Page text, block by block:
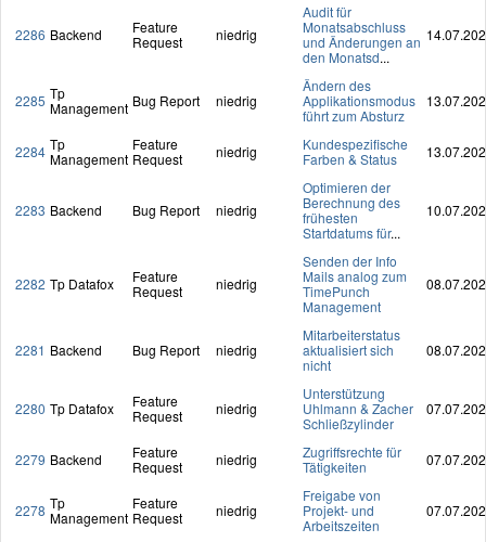
2286 Backend
Feature
Request
niedrig
Audit für
Monatsabschluss
und Änderungen an
den Monatsd...
2285 Tp
Management Bug Report niedrig
Ändern des
Applikationsmodus
führt zum Absturz
2284 Tp
Management
Feature
Request
niedrig
Kundespezifische
Farben & Status
2283 Backend Bug Report niedrig
Optimieren der
Berechnung des
frühesten
Startdatums für...
2282 Tp Datafox
Feature
Request
niedrig
Senden der Info
Mails analog zum
TimePunch
Management
2281 Backend Bug Report niedrig
Mitarbeiterstatus
aktualisiert sich
nicht
2280 Tp Datafox
Feature
Request
niedrig
Unterstützung
Uhlmann & Zacher
Schließzylinder
2279 Backend
Feature
Request
niedrig
Zugriffsrechte für
Tätigkeiten
2278 Tp
Management
Feature
Request
niedrig
Freigabe von
Projekt- und
Arbeitszeiten